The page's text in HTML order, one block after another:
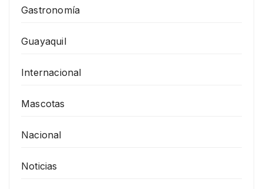
Gastronomía
Guayaquil
Internacional
Mascotas
Nacional
Noticias